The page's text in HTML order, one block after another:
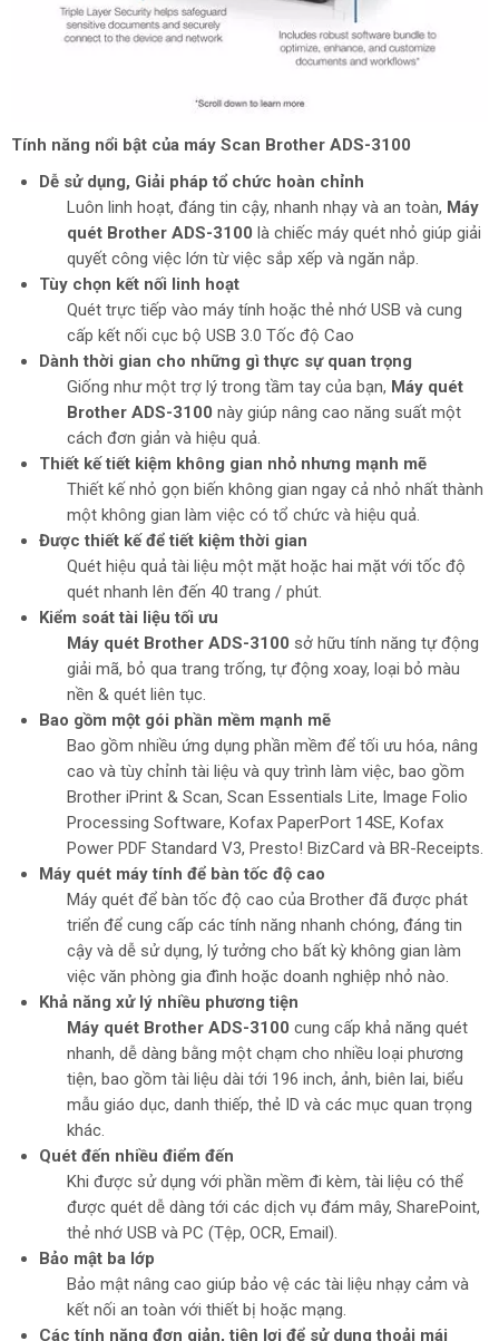
Tính năng nổi bật của máy Scan Brother ADS-3100
Dễ sử dụng, Giải pháp tổ chức hoàn chỉnh
Luôn linh hoạt, đáng tin cậy, nhanh nhạy và an toàn, Máy
quét Brother ADS-3100 là chiếc máy quét nhỏ giúp giải
quyết công việc lớn từ việc sắp xếp và ngăn nắp.
Tùy chọn kết nối linh hoạt
Quét trực tiếp vào máy tính hoặc thẻ nhớ USB và cung
cấp kết nối cục bộ USB 3.0 Tốc độ Cao
Dành thời gian cho những gì thực sự quan trọng
Giống như một trợ lý trong tầm tay của bạn, Máy quét
Brother ADS-3100 này giúp nâng cao năng suất một
cách đơn giản và hiệu quả.
Thiết kế tiết kiệm không gian nhỏ nhưng mạnh mẽ
Thiết kế nhỏ gọn biến không gian ngay cả nhỏ nhất thành
một không gian làm việc có tổ chức và hiệu quả.
Được thiết kế để tiết kiệm thời gian
Quét hiệu quả tài liệu một mặt hoặc hai mặt với tốc độ
quét nhanh lên đến 40 trang / phút.
Kiểm soát tài liệu tối ưu
Máy quét Brother ADS-3100 sở hữu tính năng tự động
giải mã, bỏ qua trang trống, tự động xoay, loại bỏ màu
nền & quét liên tục.
Bao gồm một gói phần mềm mạnh mẽ
Bao gồm nhiều ứng dụng phần mềm để tối ưu hóa, nâng
cao và tùy chỉnh tài liệu và quy trình làm việc, bao gồm
Brother iPrint & Scan, Scan Essentials Lite, Image Folio
Processing Software, Kofax PaperPort 14SE, Kofax
Power PDF Standard V3, Presto! BizCard và BR-Receipts.
Máy quét máy tính để bàn tốc độ cao
Máy quét để bàn tốc độ cao của Brother đã được phát
triển để cung cấp các tính năng nhanh chóng, đáng tin
cậy và dễ sử dụng, lý tưởng cho bất kỳ không gian làm
việc văn phòng gia đình hoặc doanh nghiệp nhỏ nào.
Khả năng xử lý nhiều phương tiện
Máy quét Brother ADS-3100 cung cấp khả năng quét
nhanh, dễ dàng bằng một chạm cho nhiều loại phương
tiện, bao gồm tài liệu dài tới 196 inch, ảnh, biên lai, biểu
mẫu giáo dục, danh thiếp, thẻ ID và các mục quan trọng
khác.
Quét đến nhiều điểm đến
Khi được sử dụng với phần mềm đi kèm, tài liệu có thể
được quét dễ dàng tới các dịch vụ đám mây, SharePoint,
thẻ nhớ USB và PC (Tệp, OCR, Email).
Bảo mật ba lớp
Bảo mật nâng cao giúp bảo vệ các tài liệu nhạy cảm và
kết nối an toàn với thiết bị hoặc mạng.
Các tính năng đơn giản, tiện lợi để sử dụng thoải mái